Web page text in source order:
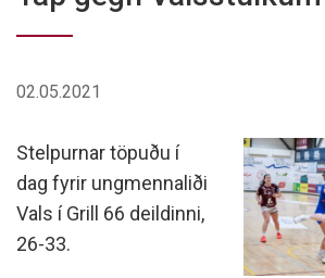
02.05.2021
Stelpurnar töpuðu í
dag fyrir ungmennaliði
Vals í Grill 66 deildinni,
26-33.